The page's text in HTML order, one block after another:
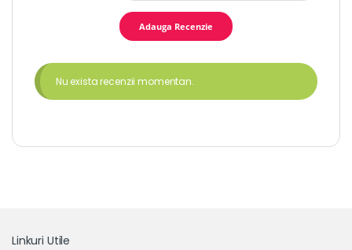
Nu exista recenzii momentan.
Linkuri Utile